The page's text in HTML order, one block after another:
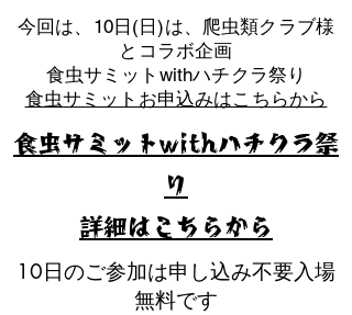
​今回は、10日(日)は、爬虫類クラブ様
とコラボ企画
​食虫サミットwithハチクラ祭り
食虫サミットお申込みはこちらから
10日のご参加は申し込み不要入場
無料です
食虫サミットwithハチクラ祭
り
​詳細はこちらから